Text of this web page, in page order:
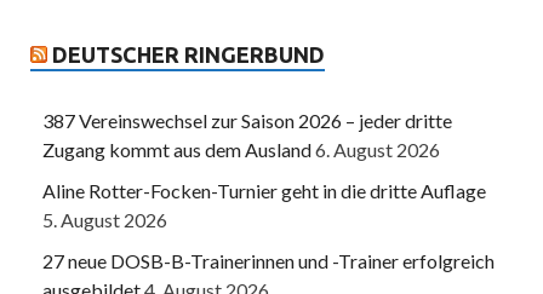
DEUTSCHER RINGERBUND
387 Vereinswechsel zur Saison 2026 – jeder dritte
Zugang kommt aus dem Ausland6. August 2026
Aline Rotter-Focken-Turnier geht in die dritte Auflage
5. August 2026
27 neue DOSB-B-Trainerinnen und -Trainer erfolgreich